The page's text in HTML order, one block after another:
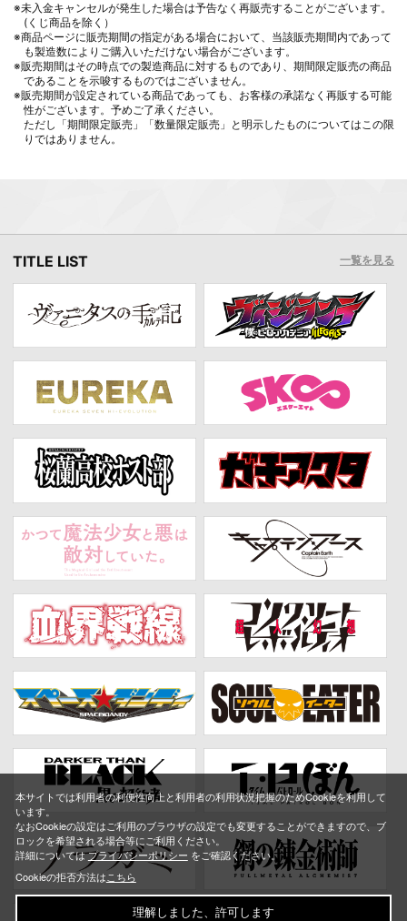
※未入金キャンセルが発生した場合は予告なく再販売することがございます。
(くじ商品を除く）
※商品ページに販売期間の指定がある場合において、当該販売期間内であって
も製造数によりご購入いただけない場合がございます。
※販売期間はその時点での製造商品に対するものであり、期間限定販売の商品
であることを示唆するものではございません。
※販売期間が設定されている商品であっても、お客様の承諾なく再販する可能
性がございます。予めご了承ください。
ただし「期間限定販売」「数量限定販売」と明示したものについてはこの限
りではありません。
TITLE LIST 一覧を見る
本サイトでは利用者の利便性向上と利用者の利用状況把握のためCookieを利用して
います。
なおCookieの設定はご利用のブラウザの設定でも変更することができますので、ブ
ロックを希望される場合等にご利用ください。
詳細についてはプライバシーポリシー をご確認ください。
Cookieの拒否方法はこちら
理解しました、許可します